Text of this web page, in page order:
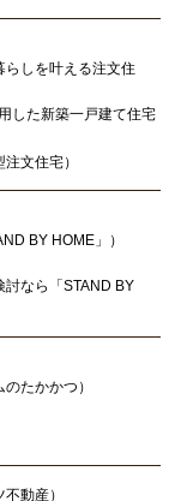
らしを叶える注文住
した新築一戸建て住宅
文住宅）
BY HOME」）
討なら「STAND BY
たかかつ）
動産）